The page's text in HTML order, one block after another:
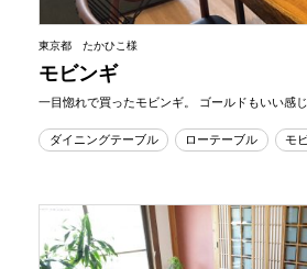
東京都 たかひこ様
モビンギ
一目惚れで買ったモビンギ。 ゴールドもいい感
ダイニングテーブル ローテーブル モ